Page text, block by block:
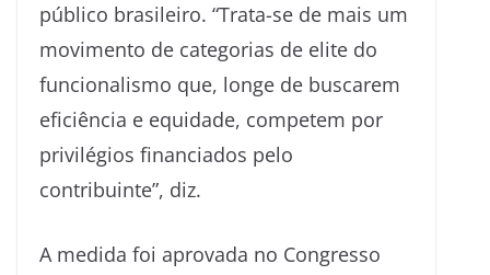
público brasileiro. “Trata-se de mais um
movimento de categorias de elite do
funcionalismo que, longe de buscarem
eficiência e equidade, competem por
privilégios financiados pelo
contribuinte”, diz.
A medida foi aprovada no Congresso